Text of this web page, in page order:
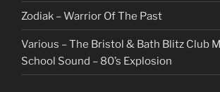
Zodiak – Warrior Of The Past
Various – The Bristol & Bath Blitz Club
School Sound – 80’s Explosion